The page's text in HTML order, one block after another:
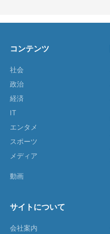
コンテンツ
社会
政治
経済
IT
エンタメ
スポーツ
メディア
動画
サイトについて
会社案内